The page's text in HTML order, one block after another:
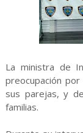
La ministra de
preocupación
sus parejas, y
familias.